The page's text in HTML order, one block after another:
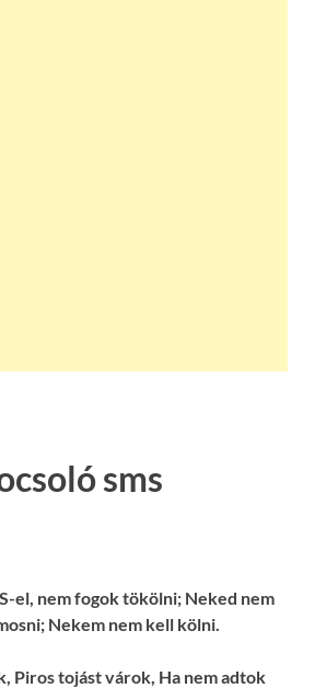
sms
el, nem fogok tökölni; Neked nem
Nekem nem kell kölni.
Piros tojást várok, Ha nem adtok